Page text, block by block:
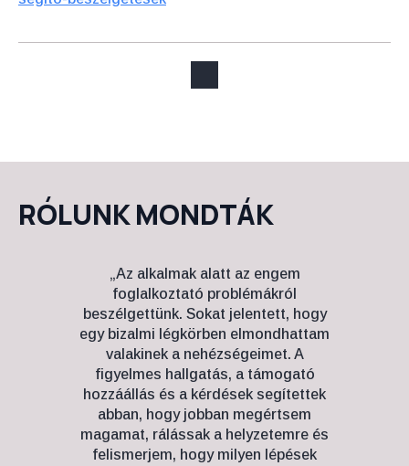
RÓLUNK MONDTÁK
„Az alkalmak alatt az engem
foglalkoztató problémákról
beszélgettünk. Sokat jelentett, hogy
egy bizalmi légkörben elmondhattam
valakinek a nehézségeimet. A
figyelmes hallgatás, a támogató
hozzáállás és a kérdések segítettek
abban, hogy jobban megértsem
magamat, rálássak a helyzetemre és
felismerjem, hogy milyen lépések